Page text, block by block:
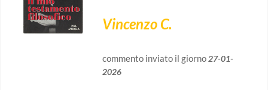
Vincenzo C.
commento inviato il giorno27-01-
2026